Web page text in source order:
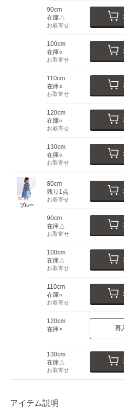
90cm
在庫△
お取寄せ
100cm
在庫○
お取寄せ
110cm
在庫○
お取寄せ
120cm
在庫○
お取寄せ
130cm
在庫○
お取寄せ
ブルー
80cm
残り1点
お取寄せ
90cm
在庫△
お取寄せ
100cm
在庫△
お取寄せ
110cm
在庫○
お取寄せ
120cm
在庫×
再
130cm
在庫△
お取寄せ
アイテム説明